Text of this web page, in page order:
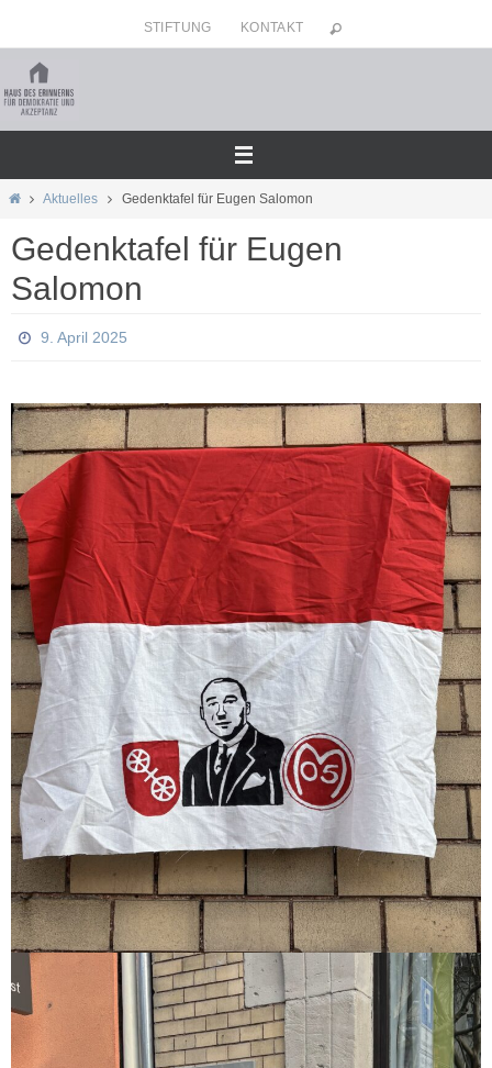
Inhalt
springen
STIFTUNG KONTAKT
HomeAktuelles Gedenktafel für Eugen Salomon
Gedenktafel für Eugen
Salomon
9. April 2025